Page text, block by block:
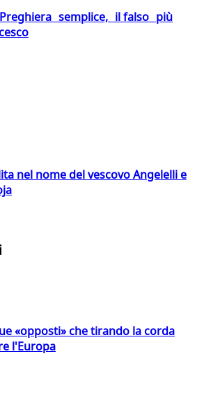
Preghiera semplice, il falso più
nel nome del vescovo Angelelli e
«opposti» che tirando la corda
l'Europa